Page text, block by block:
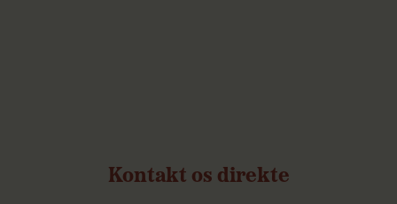
Kontakt os direkte